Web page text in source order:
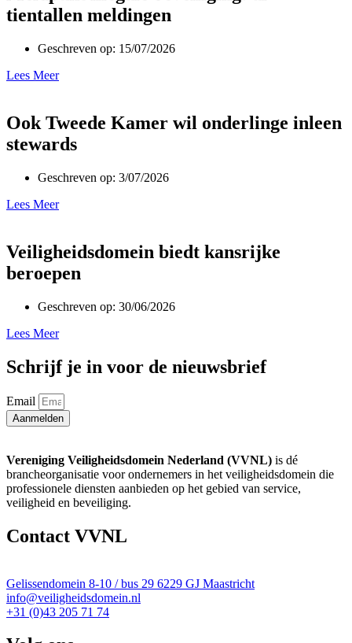
tientallen meldingen
Geschreven op: 15/07/2026
Lees Meer
Ook Tweede Kamer wil onderlinge inleen
stewards
Geschreven op: 3/07/2026
Lees Meer
Veiligheidsdomein biedt kansrijke
beroepen
Geschreven op: 30/06/2026
Lees Meer
Schrijf je in voor de nieuwsbrief
Email
Aanmelden
Vereniging Veiligheidsdomein Nederland (VVNL) is dé
brancheorganisatie voor ondernemers in het veiligheidsdomein die
professionele diensten aanbieden op het gebied van service,
veiligheid en beveiliging.
Contact VVNL
Gelissendomein 8-10 / bus 29 6229 GJ Maastricht
info@veiligheidsdomein.nl
+31 (0)43 205 71 74